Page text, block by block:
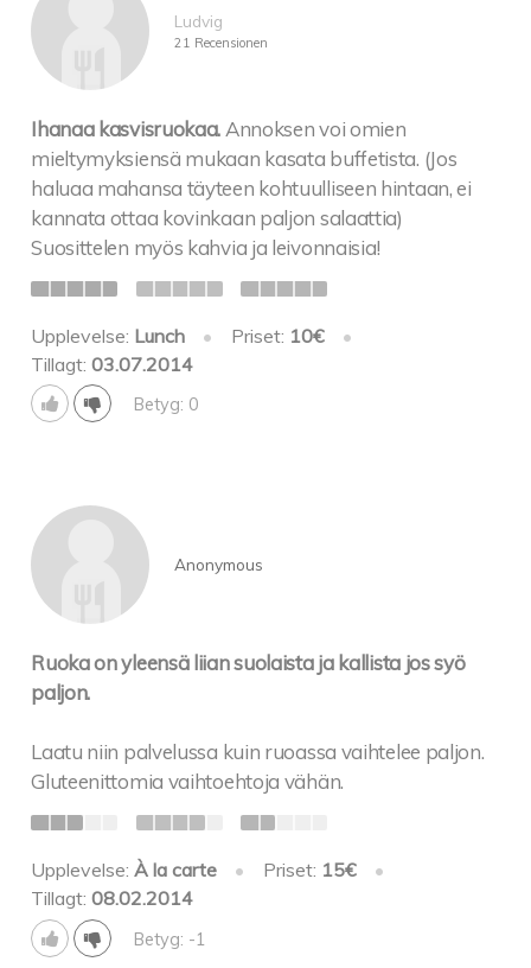
Ludvig
21 Recensionen
Ihanaa kasvisruokaa. Annoksen voi omien
mieltymyksiensä mukaan kasata buffetista. (Jos
haluaa mahansa täyteen kohtuulliseen hintaan, ei
kannata ottaa kovinkaan paljon salaattia)
Suosittelen myös kahvia ja leivonnaisia!
Upplevelse: Lunch • Priset: 10€
•
Tillagt:03.07.2014
Betyg: 0
Anonymous
Ruoka on yleensä liian suolaista ja kallista jos syö
paljon.
Laatu niin palvelussa kuin ruoassa vaihtelee paljon.
Gluteenittomia vaihtoehtoja vähän.
Upplevelse:À la carte • Priset: 15€
•
Tillagt:08.02.2014
Betyg: -1